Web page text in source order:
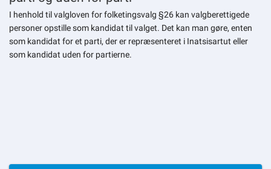
I henhold til valgloven for folketingsvalg §26 kan valgberettigede
personer opstille som kandidat til valget. Det kan man gøre, enten
som kandidat for et parti, der er repræsenteret i Inatsisartut eller
som kandidat uden for partierne.